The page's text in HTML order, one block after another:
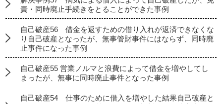
責・同時廃止手続きをとることができた事例
自己破産56 借金を返すための借り入れが返済できなくな
り自己破産となったが、無事管財事件にはならず、同時廃
止事件になった事例
自己破産55 営業ノルマと浪費によって借金を増やしてし
まったが、無事に同時廃止事件となった事例
自己破産54 仕事のために借入を増やした結果自己破産と